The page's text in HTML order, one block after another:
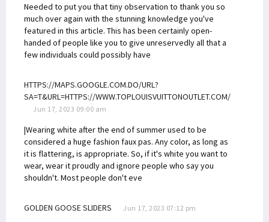
Needed to put you that tiny observation to thank you so
much over again with the stunning knowledge you've
featured in this article. This has been certainly open-
handed of people like you to give unreservedly all that a
few individuals could possibly have
HTTPS://MAPS.GOOGLE.COM.DO/URL?
SA=T&URL=HTTPS://WWW.TOPLOUISVUITTONOUTLET.COM/
Jun 17, 2023 09:00 am
|Wearing white after the end of summer used to be
considered a huge fashion faux pas. Any color, as long as
it is flattering, is appropriate. So, if it's white you want to
wear, wear it proudly and ignore people who say you
shouldn't. Most people don't eve
GOLDEN GOOSE SLIDERS Jun 17, 2023 07:12 pm